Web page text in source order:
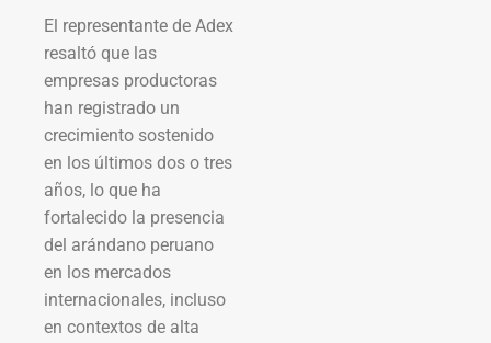
El representante de Adex
resaltó que las
empresas productoras
han registrado un
crecimiento sostenido
en los últimos dos o tres
años, lo que ha
fortalecido la presencia
del arándano peruano
en los mercados
internacionales, incluso
en contextos de alta